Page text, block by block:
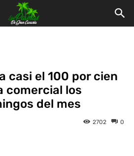
casi el 100 por cien
comercial los
del mes
0
2702